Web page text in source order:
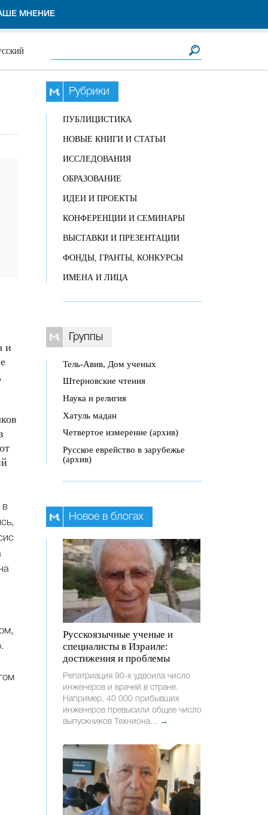
МНЕНИЕ
и
в
Рубрики
ПУБЛИЦИСТИКА
НОВЫЕ КНИГИ И СТАТЬИ
ИССЛЕДОВАНИЯ
ОБРАЗОВАНИЕ
ИДЕИ И ПРОЕКТЫ
КОНФЕРЕНЦИИ И СЕМИНАРЫ
ВЫСТАВКИ И ПРЕЗЕНТАЦИИ
ФОНДЫ, ГРАНТЫ, КОНКУРСЫ
ИМЕНА И ЛИЦА
Группы
Тель-Авив, Дом ученых
Штерновские чтения
Наука и религия
Хатуль мадан
Четвертое измерение (архив)
Русское еврейство в зарубежье
(архив)
Новое в блогах
Русскоязычные ученые и
специалисты в Израиле:
достижения и проблемы
Репатриация 90-х удвоила число
инженеров и врачей в стране.
Например, 40 000 прибывших
инженеров превысили общее число
выпускников Техниона... →